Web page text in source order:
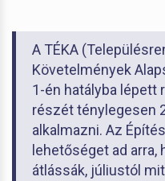
A TÉKA
Követelmények
1-én hatályba lépett
részét ténylegesen
alkalmazni. Az
lehetőséget ad
átlássák, júliustól